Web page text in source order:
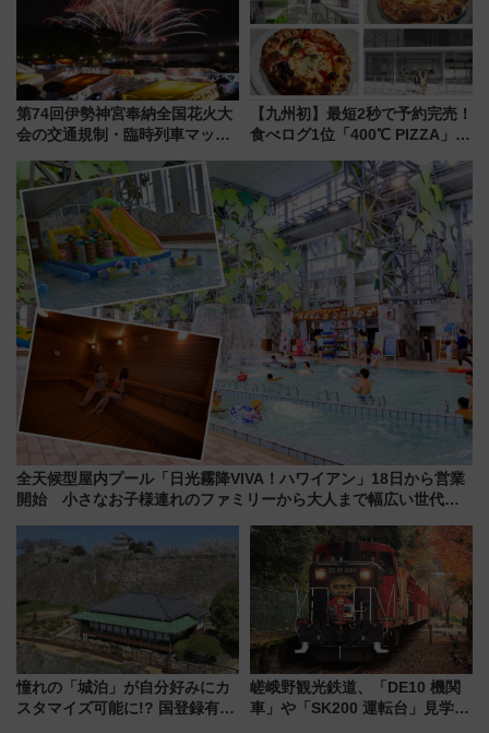
第74回伊勢神宮奉納全国花火大
会の交通規制・臨時列車マッ
セス
【九州初】最短2秒で予約完売！
食べログ1位「400℃ PIZZA」が
プン。もつ鍋風など限定メニュ
ーも
全天候型屋内プール「日光霧降VIVA！ハワイアン」18日から営業
開始 小さなお子様連れのファミリーから大人まで幅広い世代が
憧れの「城泊」が自分好みにカ
スタマイズ可能に!? 国登録有形
嵯峨野観光鉄道、「DE10 機関
車」や「SK200 運転台」見学ツ